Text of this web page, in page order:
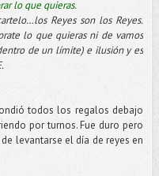
lo que quieras.
Reyes son los Reyes.
lo que quieras ni de vamos
de un límite) e ilusión y es
todos los regalos debajo
por turnos. Fue duro pero
levantarse el día de reyes en